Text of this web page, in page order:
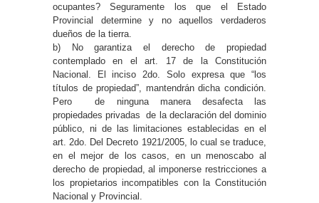
ocupantes? Seguramente los que el Estado
Provincial determine y no aquellos verdaderos
dueños de la tierra.
b) No garantiza el derecho de propiedad
contemplado en el art. 17 de la Constitución
Nacional. El inciso 2do. Solo expresa que “los
títulos de propiedad”, mantendrán dicha condición.
Pero de ninguna manera desafecta las
propiedades privadas de la declaración del dominio
público, ni de las limitaciones establecidas en el
art. 2do. Del Decreto 1921/2005, lo cual se traduce,
en el mejor de los casos, en un menoscabo al
derecho de propiedad, al imponerse restricciones a
los propietarios incompatibles con la Constitución
Nacional y Provincial.